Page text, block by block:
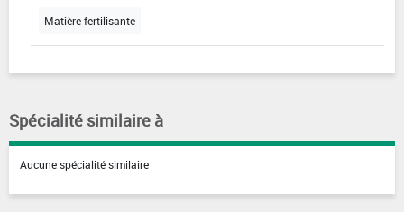
Matière fertilisante
Spécialité similaire à
Aucune spécialité similaire